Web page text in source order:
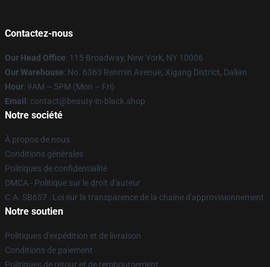
Contactez-nous
Our Head Office: 115 Broadway, New York, NY 10006
Our Warehouse: No. 6363 Renmin Avenue, Xigang District, Dalian
Hour: 9AM – 5PM (Mon – Fri)
Email : contact@beauty-in-black.shop
Notre société
À propos de nous
Conditions générales
Politiques de confidentialité
DMCA - Politique sur le droit d'auteur
C.A. SB657 : Loi sur la transparence de la chaîne d'approvisionnement
Notre soutien
Politiques d'expédition et de livraison
Conditions de paiement
Politiques de retour et de remboursement